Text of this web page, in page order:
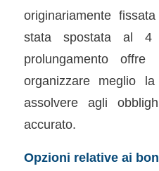
originariamente
stata spostata al 4
prolungamento
organizzare meglio
assolvere agli
accurato.
Opzioni relative ai